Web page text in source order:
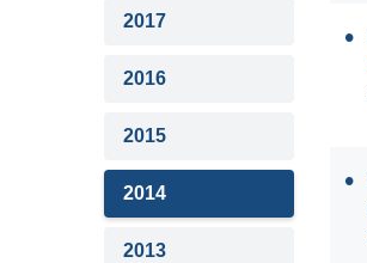
2017
2016
2015
2014
2013